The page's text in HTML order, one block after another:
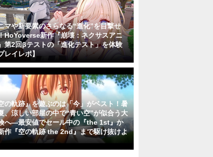
マや新要素のさらなる“進化”を目撃せ
HoYoverse新作『崩壊：ネクサスアニ
第2回βテストの「進化テスト」を体験
レイレポ】
空の軌跡』を遊ぶのは「今」がベスト！暑
、涼しい部屋の中で“青い空”が似合う大
へ―最安値でセール中の『the 1st』か
作『空の軌跡 the 2nd』まで駆け抜けよ